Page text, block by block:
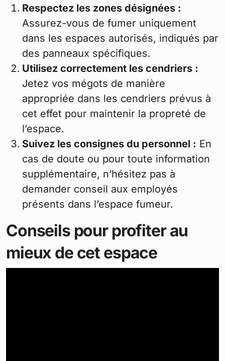
Respectez les zones désignées :
Assurez-vous de fumer uniquement
dans les espaces autorisés, indiqués par
des panneaux spécifiques.
Utilisez correctement les cendriers :
Jetez vos mégots de manière
appropriée dans les cendriers prévus à
cet effet pour maintenir la propreté de
l’espace.
Suivez les consignes du personnel : En
cas de doute ou pour toute information
supplémentaire, n’hésitez pas à
demander conseil aux employés
présents dans l’espace fumeur.
Conseils pour profiter au
mieux de cet espace